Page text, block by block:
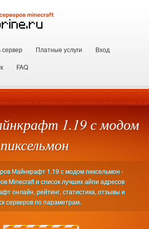
сервер Платные услуги
Вход
FAQ
1.19 с модом
пиксельмон
Майнкрафт 1.19 с модом пиксельмон -
Minecraft и список лучших айпи адресов
онлайн, рейтинг, статистика, отзывы и
серверов по параметрам.